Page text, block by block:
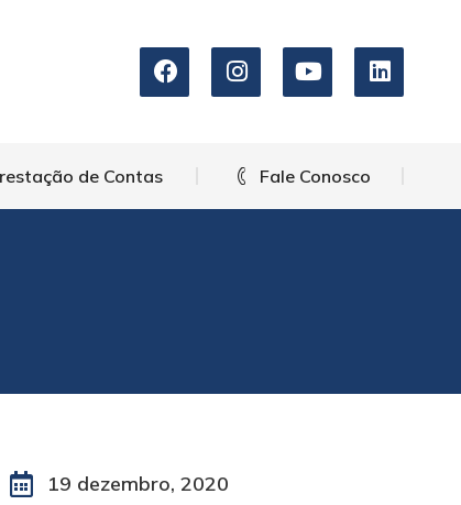
de Contas Fale Conosco
19 dezembro, 2020